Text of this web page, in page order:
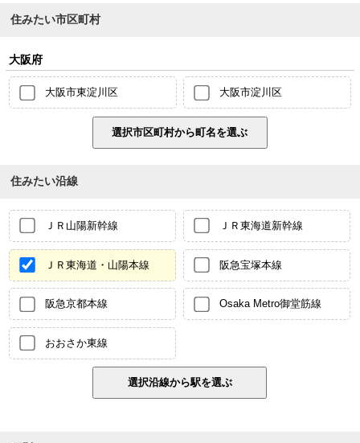
住みたい市区町村
大阪府
大阪市東淀川区 大阪市淀川区
住みたい沿線
ＪＲ山陽新幹線 ＪＲ東海道新幹線
ＪＲ東海道・山陽本線 阪急宝塚本線
阪急京都本線 Osaka Metro御堂筋線
おおさか東線